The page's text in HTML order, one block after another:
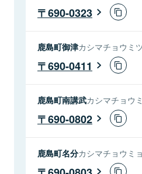
690-0323
鹿島町御津カシマチョウミ
690-0411
鹿島町南講武カシマチョウ
690-0802
鹿島町名分カシマチョウミ